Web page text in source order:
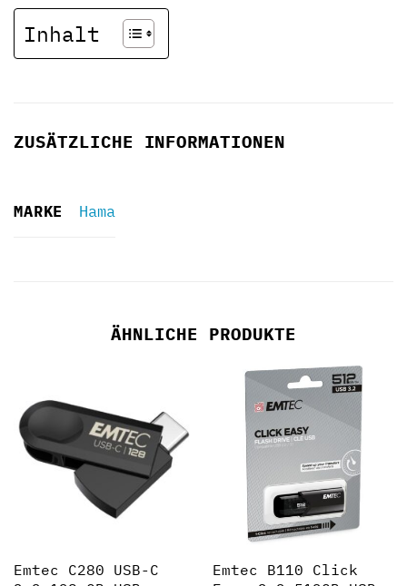
Inhalt
ZUSÄTZLICHE INFORMATIONEN
MARKE Hama
ÄHNLICHE PRODUKTE
Emtec C280 USB-C
Emtec B110 Click